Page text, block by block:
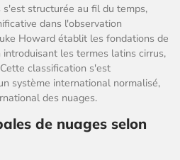
structurée au fil du temps,
dans l'observation
Howard établit les fondations de
les termes latins cirrus,
classification s'est
système international normalisé,
des nuages.
de nuages selon